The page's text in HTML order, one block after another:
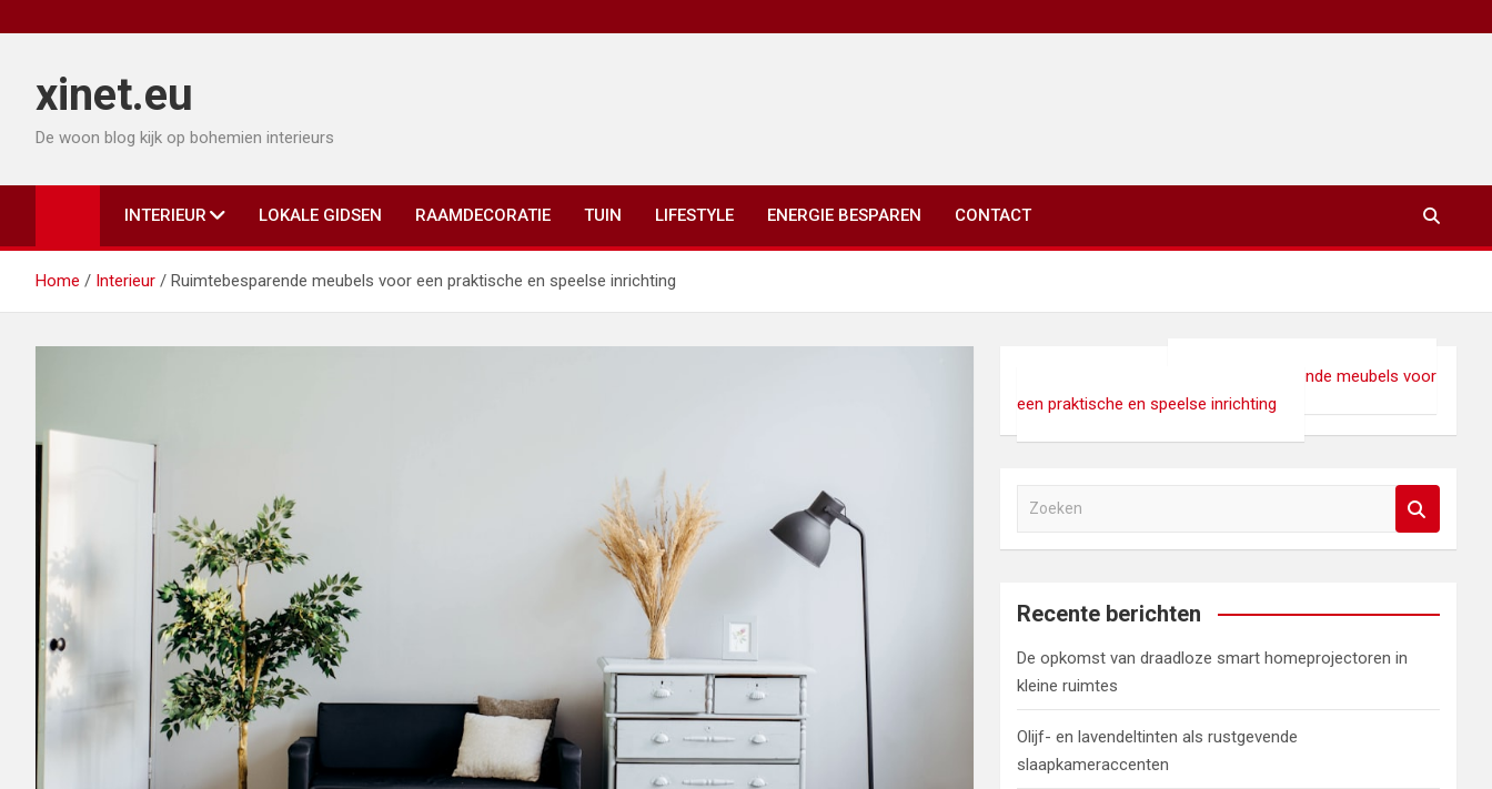
naar
inhoudxinet.eu
De woon blog kijk op bohemien interieurs
INTERIEUR LOKALE GIDSEN RAAMDECORATIE TUIN LIFESTYLE ENERGIE BESPAREN CONTACT
Home Interieur Ruimtebesparende meubels voor een praktische en speelse inrichting
Ruimtebesparende meubels voor
een praktische en speelse inrichting
e
e
Recente berichten
De opkomst van draadloze smart homeprojectoren in
kleine ruimtes
Olijf- en lavendeltinten als rustgevende
slaapkameraccenten